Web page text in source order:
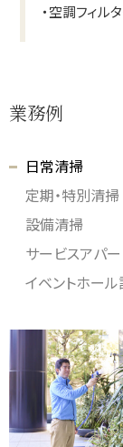
・空調フィル
業務例
日常清掃
定期・特別清掃
設備清掃
サービスアパー
イベントホー